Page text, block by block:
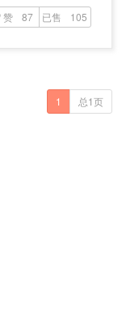
赞 87 已售 105
1 总1页